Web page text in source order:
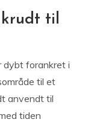
krudt til
dybt forankret i
til et
anvendt til
tiden